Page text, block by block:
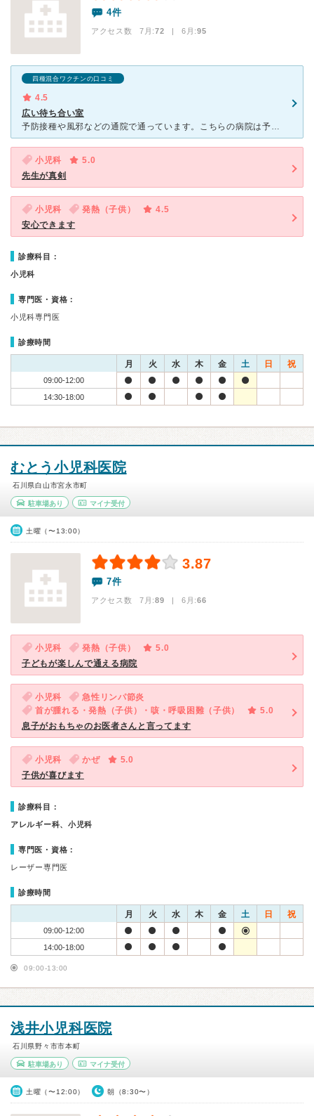
4件
アクセス数 7月:72 | 6月:95
四種混合ワクチンの口コミ
4.5
広い待ち合い室
予防接種や風邪などの通院で通っています。こちらの病院は予防接種の待ち合い室、感染症疑いのある人用の待ち合い室、普通の(風邪などの)待ち合い室といくつか部屋があるので、予防接種に行ったら風邪をもらってし
小児科
5.0
先生が真剣
小児科 発熱（子供）
4.5
安心できます
診療科目：
小児科
専門医・資格：
小児科専門医
診療時間
月 火 水 木 金 土 日 祝
09:00-12:00
14:30-18:00
むとう小児科医院
石川県白山市宮永市町
駐車場あり マイナ受付
土曜（〜13:00）
3.87
7件
アクセス数 7月:89 | 6月:66
小児科 発熱（子供）
5.0
子どもが楽しんで通える病院
小児科
急性リンパ節炎
首が腫れる・発熱（子供）・咳・呼吸困難（子供）
5.0
息子がおもちゃのお医者さんと言ってます
小児科 かぜ
5.0
子供が喜びます
診療科目：
アレルギー科、小児科
専門医・資格：
レーザー専門医
診療時間
月 火 水 木 金 土 日 祝
09:00-12:00
14:00-18:00
09:00-13:00
浅井小児科医院
石川県野々市市本町
駐車場あり マイナ受付
土曜（〜12:00） 朝（8:30〜）